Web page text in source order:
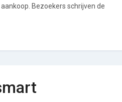
Bezoekers schrijven de